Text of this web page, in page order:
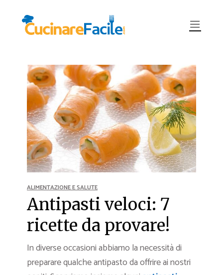
ALIMENTAZIONE E SALUTE
Antipasti veloci: 7
ricette da provare!
In diverse occasioni abbiamo la necessità di
preparare qualche antipasto da offrire ai nostri